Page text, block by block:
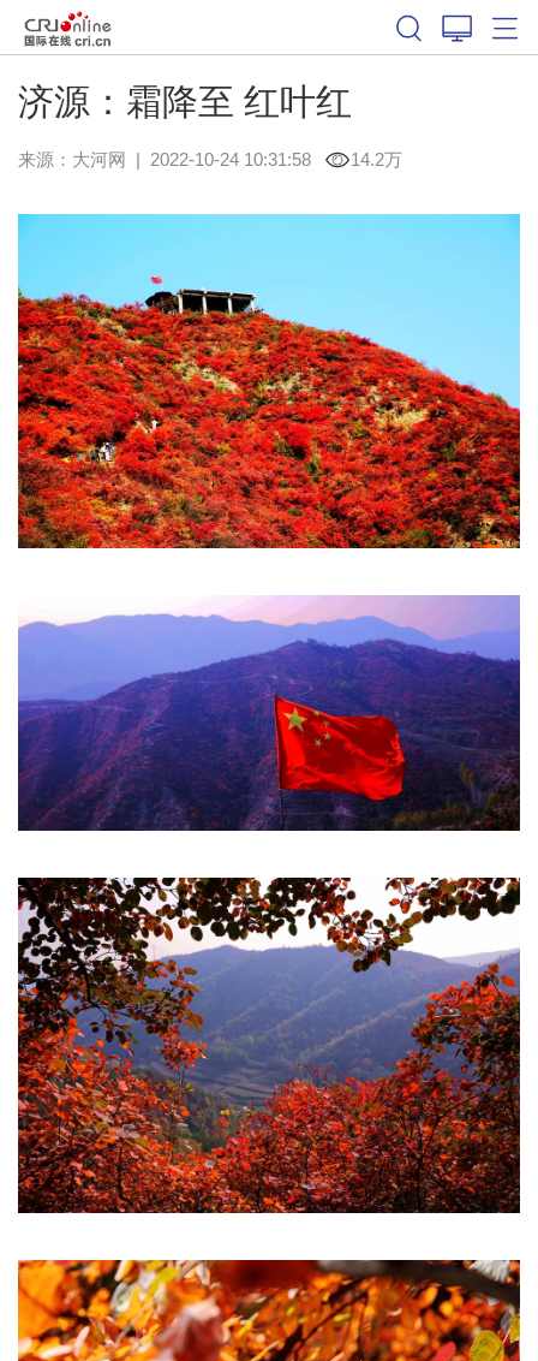
济源：霜降至 红叶红
来源： 大河网 | 2022-10-24 10:31:58 14.2万